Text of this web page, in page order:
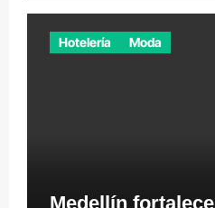
Hotelería Moda
Medellín